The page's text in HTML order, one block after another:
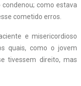
como estava
cometido erros.
e misericordioso
quais, como o jovem
tivessem direito, mas